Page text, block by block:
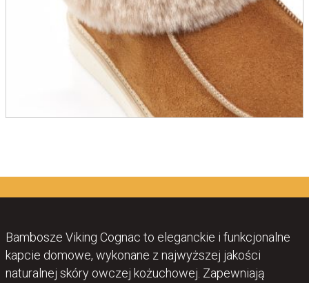
Bambosze Viking Cognac to eleganckie i funkcjonalne
kapcie domowe, wykonane z najwyższej jakości
naturalnej skóry owczej kożuchowej. Zapewniają